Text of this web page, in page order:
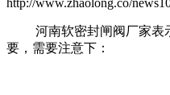
河南软密封闸阀厂家表
要，需要注意下：